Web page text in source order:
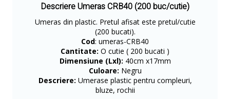
Descriere Umeras CRB40 (200 buc/cutie)
Umeras din plastic. Pretul afisat este pretul/cutie
(200 bucati).
Cod: umeras-CRB40
Cantitate: O cutie ( 200 bucati )
Dimensiune (Lxl): 40cm x17mm
Culoare: Negru
Descriere: Umerase plastic pentru compleuri,
bluze, rochii